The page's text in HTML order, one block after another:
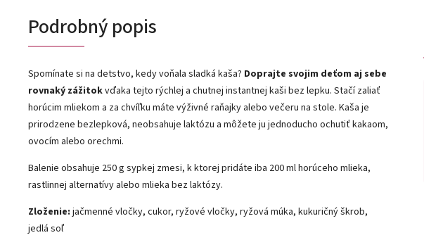
Podrobný popis
Spomínate si na detstvo, kedy voňala sladká kaša? Doprajte svojim deťom aj sebe
rovnaký zážitokvďaka tejto rýchlej a chutnej instantnej kaši bez lepku. Stačí zaliať
horúcim mliekom a za chvíľku máte výživné raňajky alebo večeru na stole. Kaša je
prirodzene bezlepková, neobsahuje laktózu a môžete ju jednoducho ochutiť kakaom,
ovocím alebo orechmi.
Balenie obsahuje 250 g sypkej zmesi, k ktorej pridáte iba 200 ml horúceho mlieka,
rastlinnej alternatívy alebo mlieka bez laktózy.
Zloženie: jačmenné vločky, cukor, ryžové vločky, ryžová múka, kukuričný škrob,
jedlá soľ